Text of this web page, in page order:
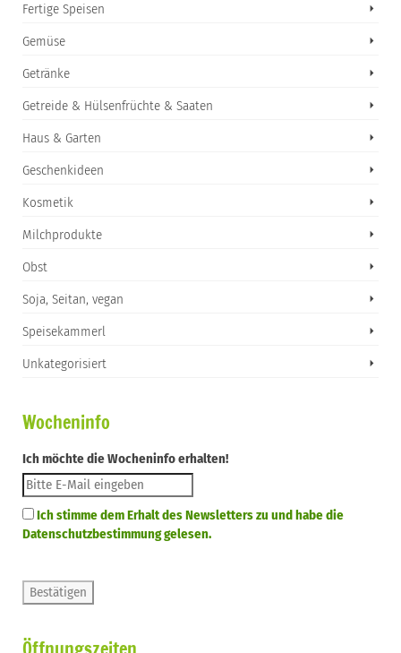
Fertige Speisen
Gemüse
Getränke
Getreide & Hülsenfrüchte & Saaten
Haus & Garten
Geschenkideen
Kosmetik
Milchprodukte
Obst
Soja, Seitan, vegan
Speisekammerl
Unkategorisiert
Wocheninfo
Ich möchte die Wocheninfo erhalten!
Ich stimme dem Erhalt des Newsletters zu und habe die
Datenschutzbestimmung gelesen.